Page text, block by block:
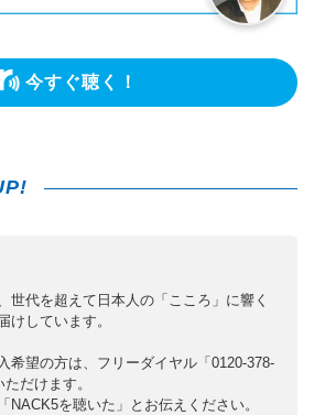
今すぐ聴く！
世代を超えて日本人の「こころ」に響く
けしています。
希望の方は、フリーダイヤル「0120-378-
だけます。
を聴いた」とお伝えください。